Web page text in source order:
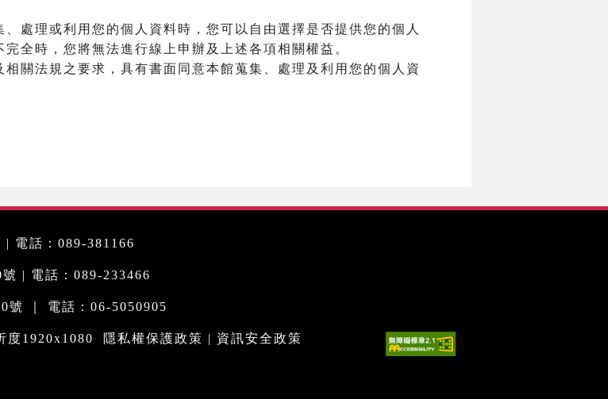
處理或利用您的個人資料時，您可以自由選擇是否提供您的個人
全時，您將無法進行線上申辦及上述各項相關權益。
關法規之要求，具有書面同意本館蒐集、處理及利用您的個人資
| 電話：089-381166
| 電話：089-233466
號 ｜ 電話：06-5050905
度1920x1080 隱私權保護政策 | 資訊安全政策